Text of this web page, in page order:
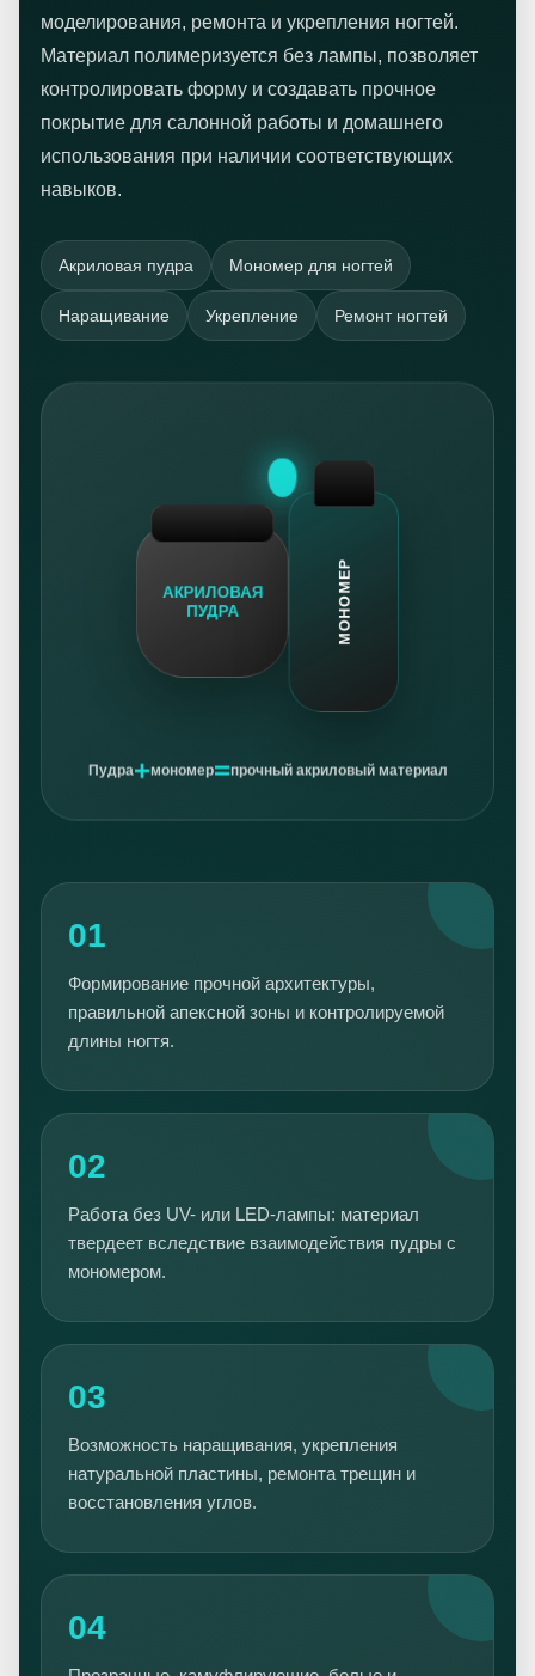
моделирования, ремонта и укрепления ногтей.
Материал полимеризуется без лампы, позволяет
контролировать форму и создавать прочное
покрытие для салонной работы и домашнего
использования при наличии соответствующих
навыков.
Акриловая пудра Мономер для ногтей
Наращивание Укрепление Ремонт ногтей
АКРИЛОВАЯ
ПУДРА МОНОМЕР
Пудра+мономер=прочный акриловый материал
01
Формирование прочной архитектуры,
правильной апексной зоны и контролируемой
длины ногтя.
02
Работа без UV- или LED-лампы: материал
твердеет вследствие взаимодействия пудры с
мономером.
03
Возможность наращивания, укрепления
натуральной пластины, ремонта трещин и
восстановления углов.
04